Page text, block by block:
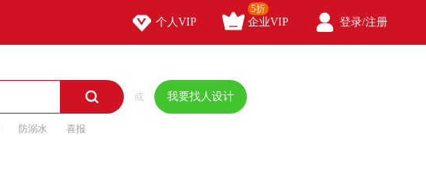
 个人VIP  企业VIP
5折
 登录/注册
 或 我要找人设计
防溺水 喜报